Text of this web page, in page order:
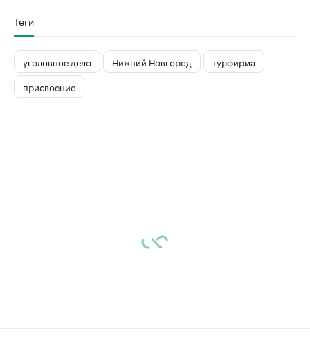
Теги
уголовное дело Нижний Новгород
турфирма
присвоение